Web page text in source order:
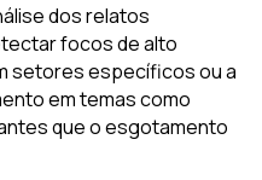
dos relatos
focos de alto
setores específicos ou a
em temas como
que o esgotamento